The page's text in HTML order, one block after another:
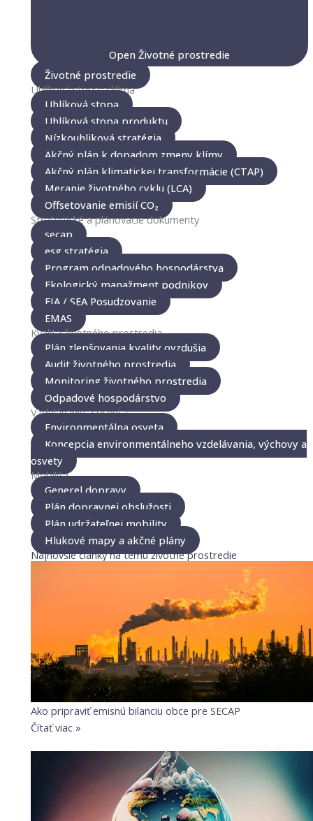
Open Životné prostredie
Životné prostredie
Uhlíková stopa a klíma
Uhlíková stopa
Uhlíková stopa produktu
Nízkouhliková stratégia
Akčný plán k dopadom zmeny klímy
Akčný plán klimatickej transformácie (CTAP)
Meranie životného cyklu (LCA)
Offsetovanie emisií CO₂
Strategické a plánovacie dokumenty
secap
esg stratégia
Program odpadového hospodárstva
Ekologický manažment podnikov
EIA / SEA Posudzovanie
EMAS
Kvalita životného prostredia
Plán zlepšovania kvality ovzdušia
Audit životného prostredia
Monitoring životného prostredia
Odpadové hospodárstvo
Vzdelávanie a osveta
Environmentálna osveta
Koncepcia environmentálneho vzdelávania, výchovy a
osvety
Mobilita
Generel dopravy
Plán dopravnej obslužosti
Plán udržateľnej mobility
Hlukové mapy a akčné plány
Najnovšie články na tému životné prostredie
Ako pripraviť emisnú bilanciu obce pre SECAP
Čítať viac »